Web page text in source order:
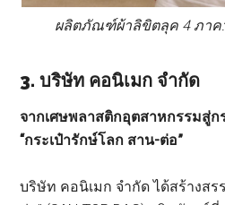
ผลิตภัณฑ์ผ้าลิขิตลุค 4 ภาค:
3.บริษัท คอนิเมก จำกัด
จากเศษพลาสติกอุตสาหกรรมสู่ก
“กระเป๋ารักษ์โลก สาน-ต่อ”
บริษัท คอนิเมก จำกัด ได้สร้างสร